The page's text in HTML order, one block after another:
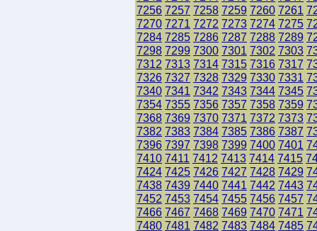
7256 7257 7258 7259 7260 7261
7270 7271 7272 7273 7274 7275
7284 7285 7286 7287 7288 7289
7298 7299 7300 7301 7302 7303
7312 7313 7314 7315 7316 7317
7326 7327 7328 7329 7330 7331
7340 7341 7342 7343 7344 7345
7354 7355 7356 7357 7358 7359
7368 7369 7370 7371 7372 7373
7382 7383 7384 7385 7386 7387
7396 7397 7398 7399 7400 7401
7410 7411 7412 7413 7414 7415
7424 7425 7426 7427 7428 7429
7438 7439 7440 7441 7442 7443
7452 7453 7454 7455 7456 7457
7466 7467 7468 7469 7470 7471
7480 7481 7482 7483 7484 7485